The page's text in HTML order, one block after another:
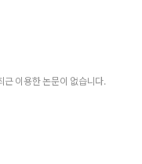
근 이용한 논문이 없습니다.